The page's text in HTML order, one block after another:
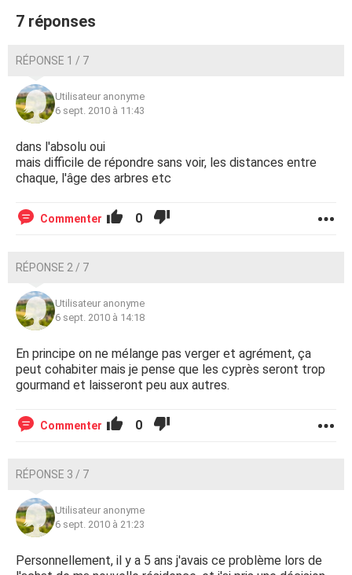
7 réponses
RÉPONSE 1 / 7
Utilisateur anonyme
6 sept. 2010 à 11:43
dans l'absolu oui
mais difficile de répondre sans voir, les distances entre
chaque, l'âge des arbres etc
Commenter 0
RÉPONSE 2 / 7
Utilisateur anonyme
6 sept. 2010 à 14:18
En principe on ne mélange pas verger et agrément, ça
peut cohabiter mais je pense que les cyprès seront trop
gourmand et laisseront peu aux autres.
Commenter 0
RÉPONSE 3 / 7
Utilisateur anonyme
6 sept. 2010 à 21:23
Personnellement, il y a 5 ans j'avais ce problème lors de